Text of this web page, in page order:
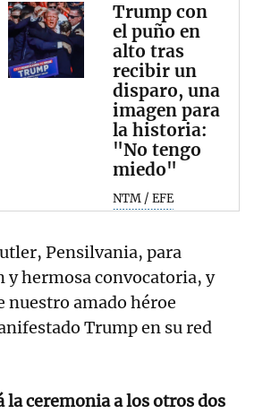
Trump con
el puño en
alto tras
recibir un
disparo, una
imagen para
la historia:
"No tengo
miedo"
NTM / EFE
Pensilvania, para
y hermosa convocatoria, y
nuestro amado héroe
Trump en su red
ceremonia a los otros dos